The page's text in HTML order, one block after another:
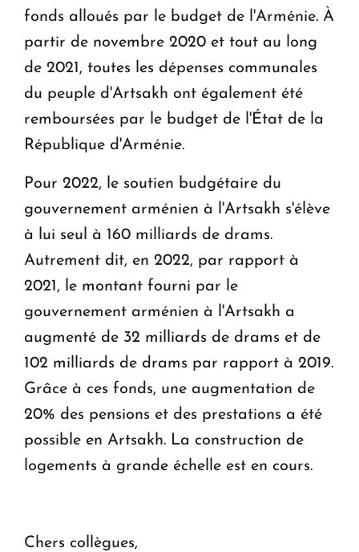
fonds alloués par le budget de l'Arménie. À
partir de novembre 2020 et tout au long
de 2021, toutes les dépenses communales
du peuple d'Artsakh ont également été
remboursées par le budget de l'État de la
République d'Arménie.
Pour 2022, le soutien budgétaire du
gouvernement arménien à l'Artsakh s'élève
à lui seul à 160 milliards de drams.
Autrement dit, en 2022, par rapport à
2021, le montant fourni par le
gouvernement arménien à l'Artsakh a
augmenté de 32 milliards de drams et de
102 milliards de drams par rapport à 2019.
Grâce à ces fonds, une augmentation de
20% des pensions et des prestations a été
possible en Artsakh. La construction de
logements à grande échelle est en cours.
Chers collègues,